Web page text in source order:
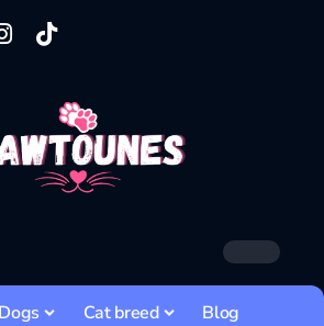
Dogs Cat breed Blog